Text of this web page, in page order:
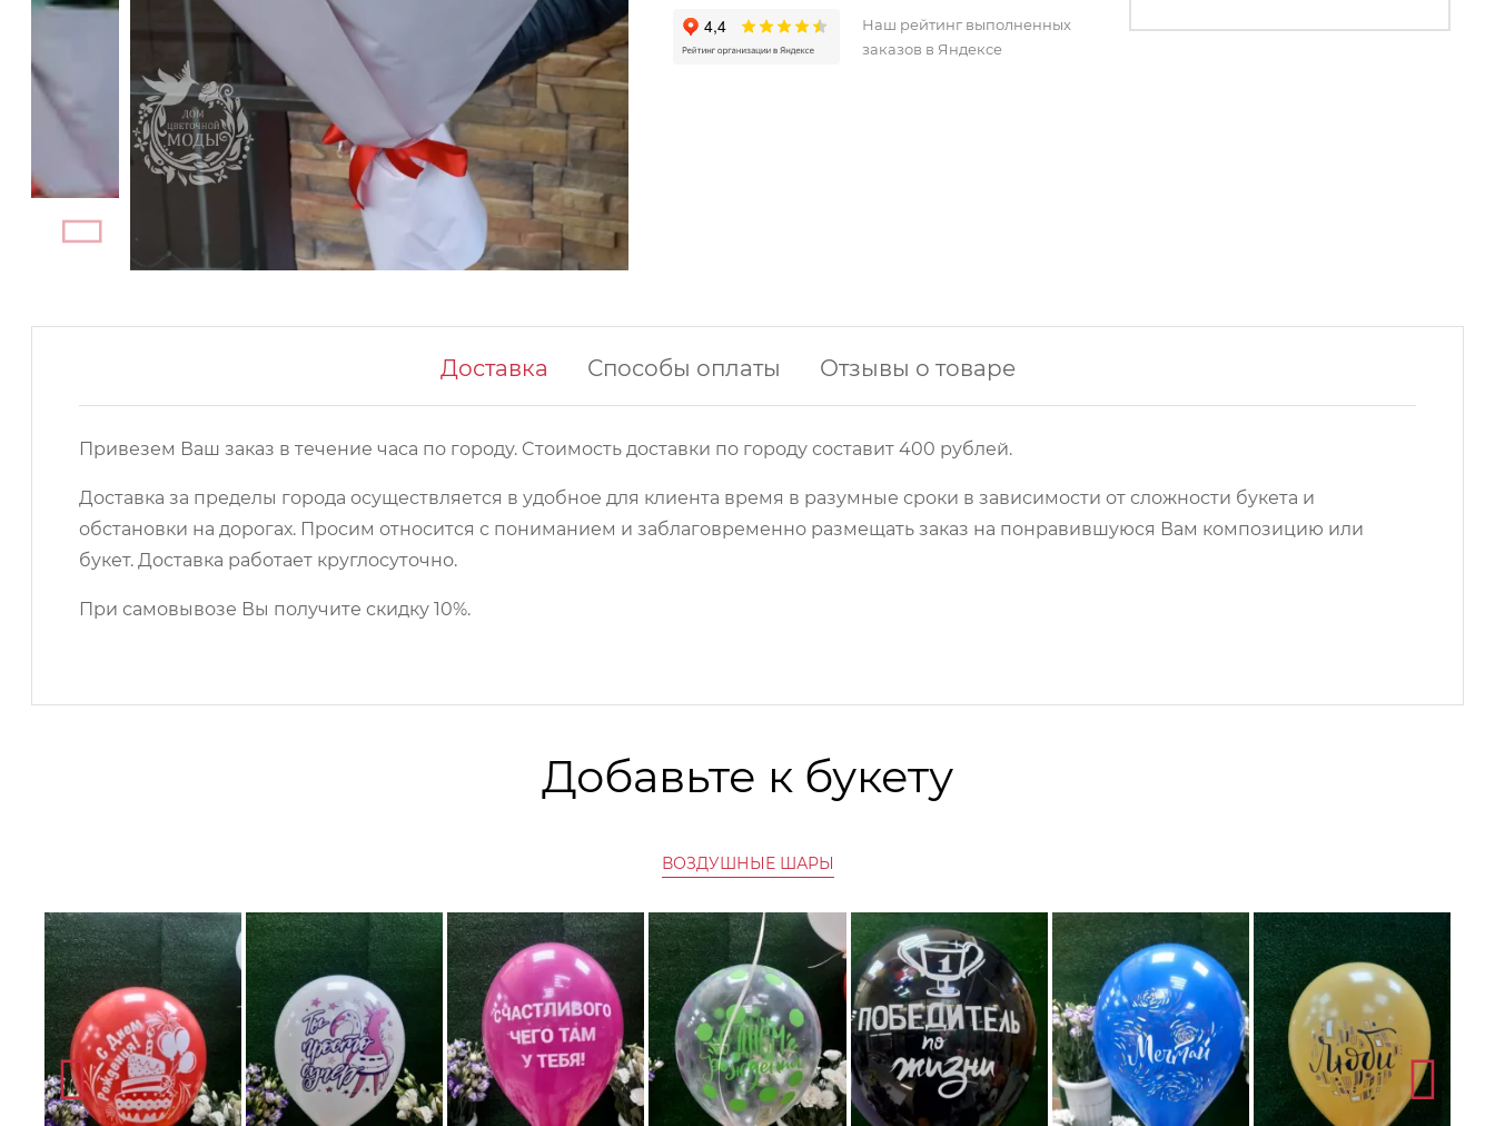
Наш рейтинг выполненных
заказов в Яндексе
Доставка Способы оплаты Отзывы о товаре
Привезем Ваш заказ в течение часа по городу. Cтоимость доставки по городу составит 400 рублей.
Доставка за пределы города осуществляется в удобное для клиента время в разумные сроки в зависимости от сложности букета и
обстановки на дорогах. Просим относится с пониманием и заблаговременно размещать заказ на понравившуюся Вам композицию или
букет. Доставка работает круглосуточно.
При самовывозе Вы получите скидку 10%.
Добавьте к букету
ВОЗДУШНЫЕ ШАРЫ